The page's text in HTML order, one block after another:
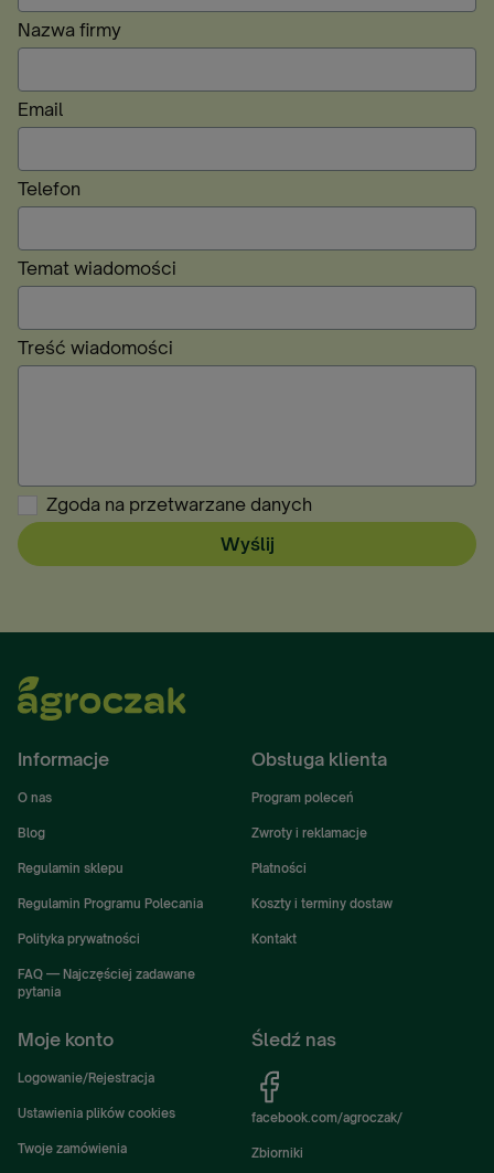
Nazwa firmy
Email
Telefon
Temat wiadomości
Treść wiadomości
Zgoda na przetwarzane danych
Wyślij
Informacje
O nas
Blog
Regulamin sklepu
Regulamin Programu Polecania
Polityka prywatności
FAQ — Najczęściej zadawane
pytania
Obsługa klienta
Program poleceń
Zwroty i reklamacje
Płatności
Koszty i terminy dostaw
Kontakt
Moje konto
Logowanie/Rejestracja
Ustawienia plików cookies
Twoje zamówienia
Śledź nas
facebook.com/agroczak/
Zbiorniki